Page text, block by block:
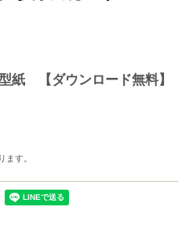
紙 【ダウンロード無料】
ます。